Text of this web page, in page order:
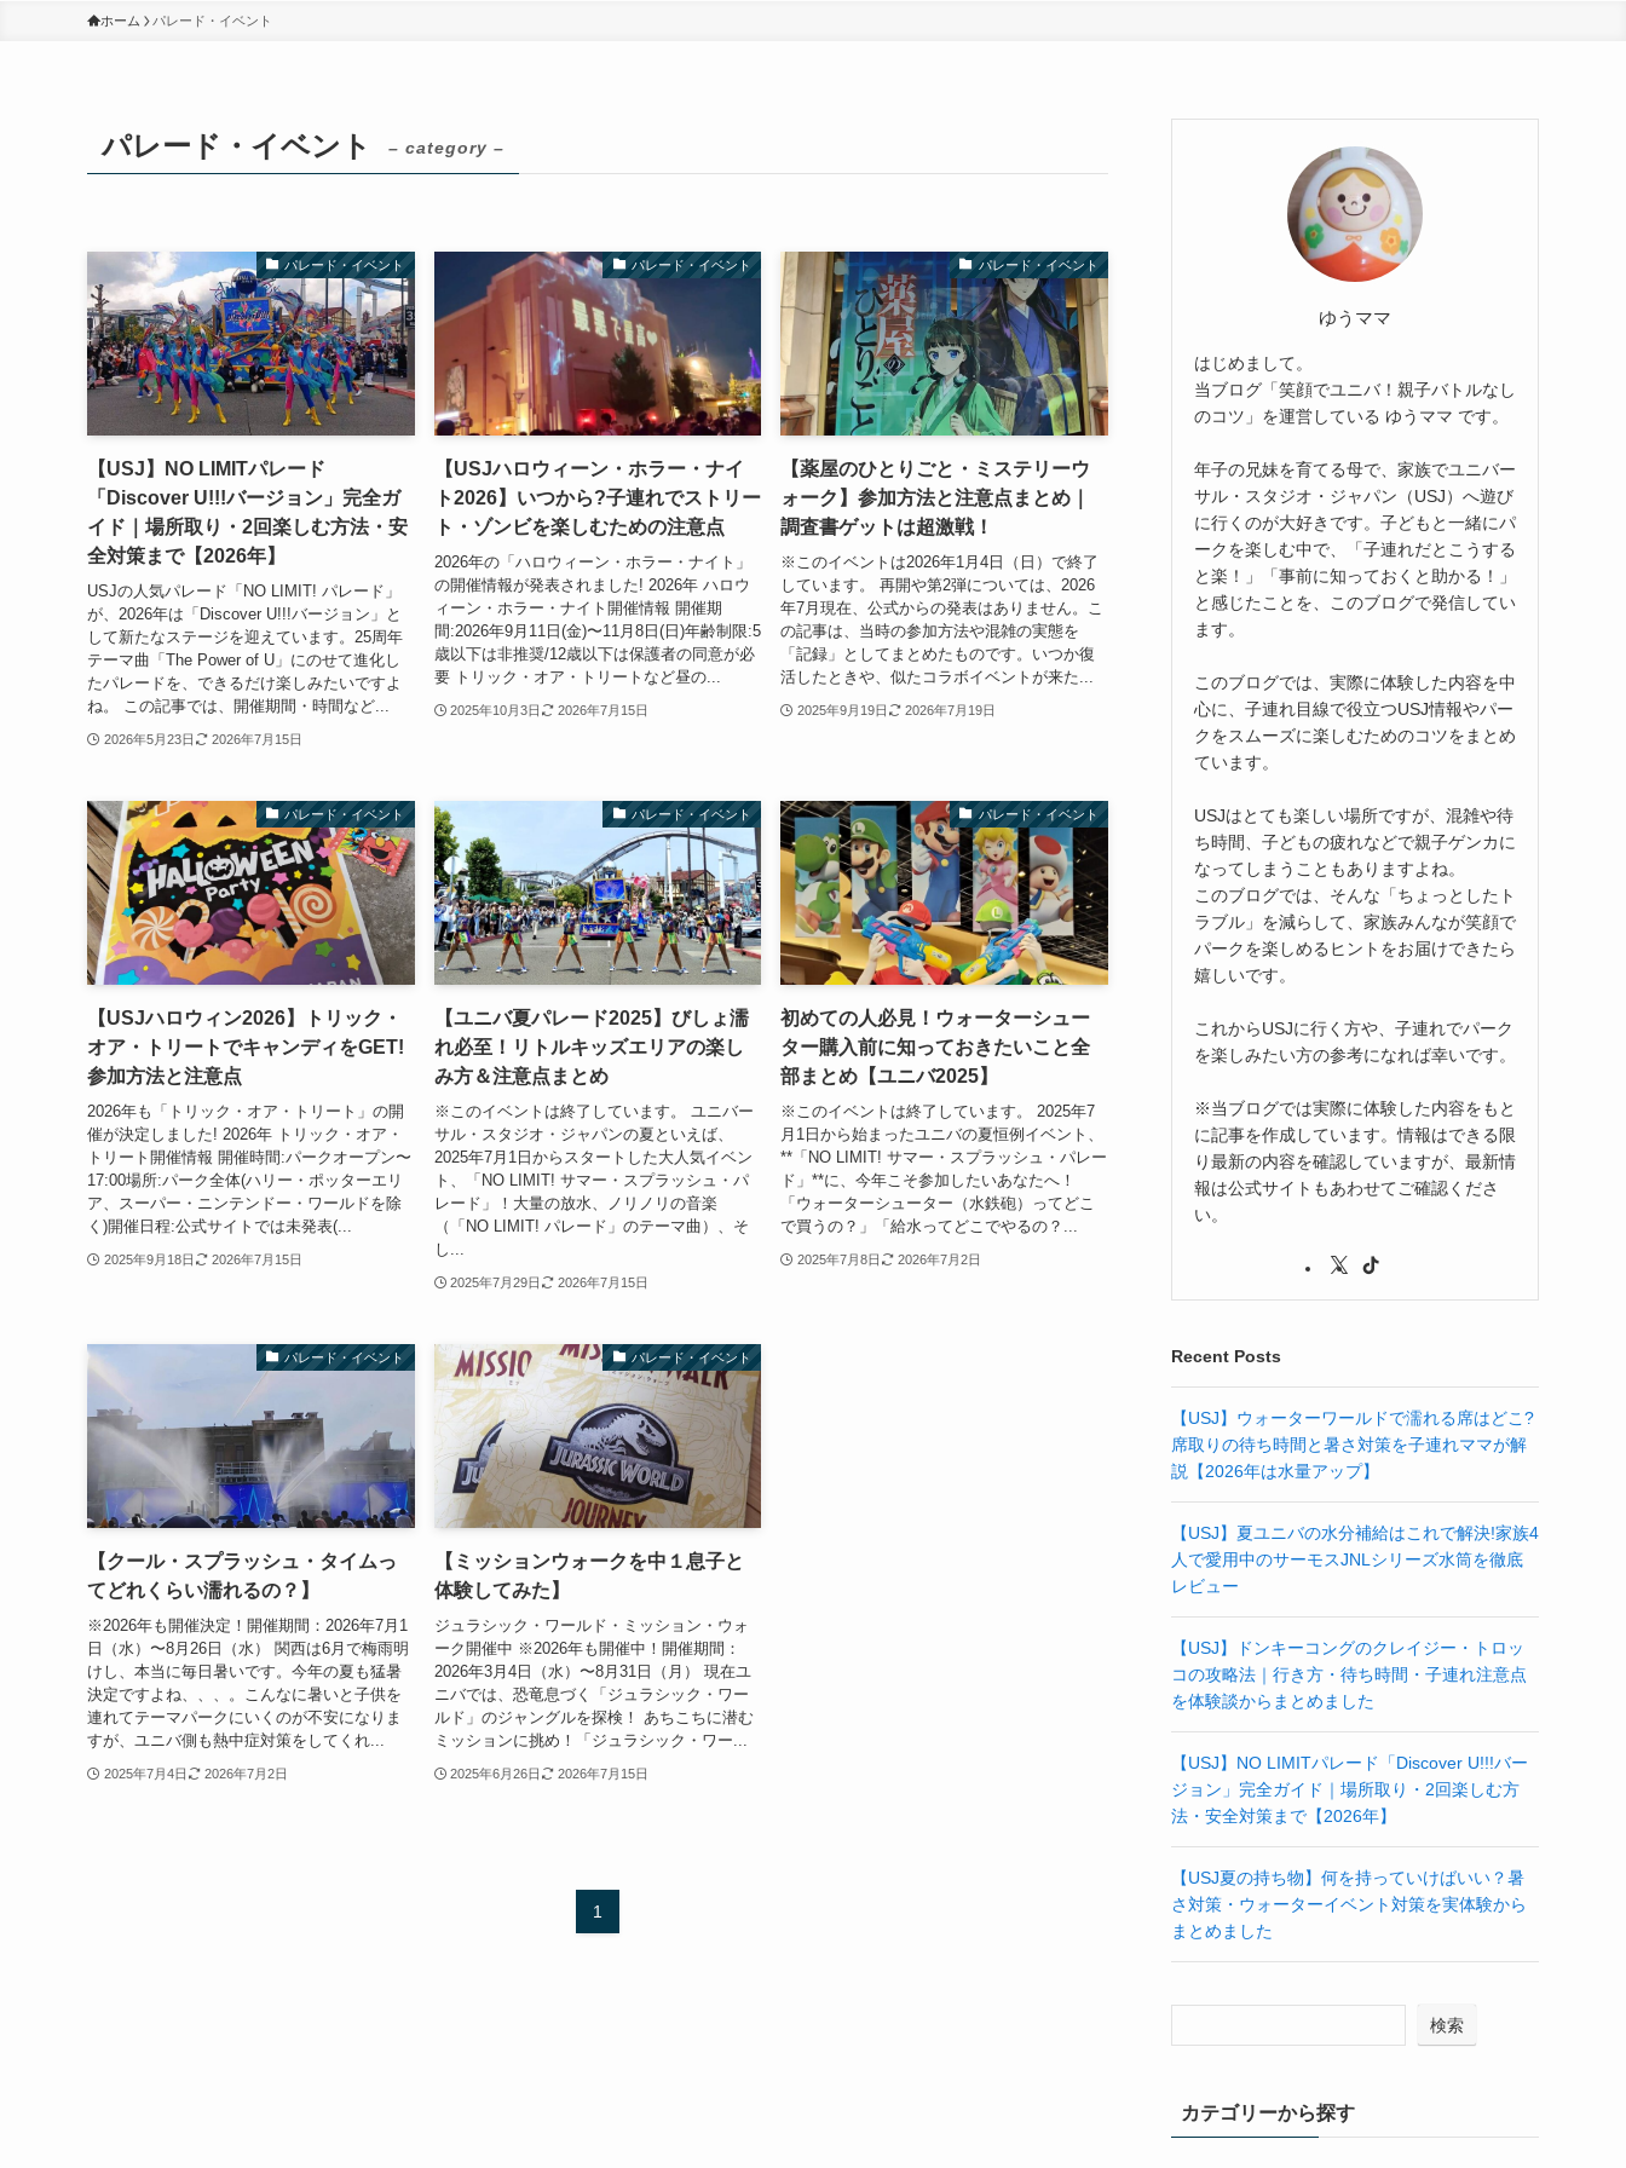
ホーム パレード・イベント
パレード・イベント – category –
パレード・イベント
【USJ】NO LIMITパレード
「Discover U!!!バージョン」完全ガ
イド｜場所取り・2回楽しむ方法・安
全対策まで【2026年】
USJの人気パレード「NO LIMIT! パレード」
が、2026年は「Discover U!!!バージョン」と
して新たなステージを迎えています。25周年
テーマ曲「The Power of U」にのせて進化し
たパレードを、できるだけ楽しみたいですよ
ね。 この記事では、開催期間・時間など...
2026年5月23日 2026年7月15日
パレード・イベント
【USJハロウィーン・ホラー・ナイ
ト2026】いつから?子連れでストリー
ト・ゾンビを楽しむための注意点
2026年の「ハロウィーン・ホラー・ナイト」
の開催情報が発表されました! 2026年 ハロウ
ィーン・ホラー・ナイト開催情報 開催期
間:2026年9月11日(金)〜11月8日(日)年齢制限:5
歳以下は非推奨/12歳以下は保護者の同意が必
要 トリック・オア・トリートなど昼の...
2025年10月3日 2026年7月15日
パレード・イベント
【薬屋のひとりごと・ミステリーウ
ォーク】参加方法と注意点まとめ｜
調査書ゲットは超激戦！
※このイベントは2026年1月4日（日）で終了
しています。 再開や第2弾については、2026
年7月現在、公式からの発表はありません。こ
の記事は、当時の参加方法や混雑の実態を
「記録」としてまとめたものです。いつか復
活したときや、似たコラボイベントが来た...
2025年9月19日 2026年7月19日
パレード・イベント
【USJハロウィン2026】トリック・
オア・トリートでキャンディをGET!
参加方法と注意点
2026年も「トリック・オア・トリート」の開
催が決定しました! 2026年 トリック・オア・
トリート開催情報 開催時間:パークオープン〜
17:00場所:パーク全体(ハリー・ポッターエリ
ア、スーパー・ニンテンドー・ワールドを除
く)開催日程:公式サイトでは未発表(...
2025年9月18日 2026年7月15日
パレード・イベント
【ユニバ夏パレード2025】びしょ濡
れ必至！リトルキッズエリアの楽し
み方＆注意点まとめ
※このイベントは終了しています。 ユニバー
サル・スタジオ・ジャパンの夏といえば、
2025年7月1日からスタートした大人気イベン
ト、「NO LIMIT! サマー・スプラッシュ・パ
レード」！大量の放水、ノリノリの音楽
（「NO LIMIT! パレード」のテーマ曲）、そ
し...
2025年7月29日 2026年7月15日
パレード・イベント
初めての人必見！ウォーターシュー
ター購入前に知っておきたいこと全
部まとめ【ユニバ2025】
※このイベントは終了しています。 2025年7
月1日から始まったユニバの夏恒例イベント、
**「NO LIMIT! サマー・スプラッシュ・パレー
ド」**に、今年こそ参加したいあなたへ！
「ウォーターシューター（水鉄砲）ってどこ
で買うの？」「給水ってどこでやるの？...
2025年7月8日 2026年7月2日
パレード・イベント
【クール・スプラッシュ・タイムっ
てどれくらい濡れるの？】
※2026年も開催決定！開催期間：2026年7月1
日（水）〜8月26日（水） 関西は6月で梅雨明
けし、本当に毎日暑いです。今年の夏も猛暑
決定ですよね、、、。こんなに暑いと子供を
連れてテーマパークにいくのが不安になりま
すが、ユニバ側も熱中症対策をしてくれ...
2025年7月4日 2026年7月2日
パレード・イベント
【ミッションウォークを中１息子と
体験してみた】
ジュラシック・ワールド・ミッション・ウォ
ーク開催中 ※2026年も開催中！開催期間：
2026年3月4日（水）〜8月31日（月） 現在ユ
ニバでは、恐竜息づく「ジュラシック・ワー
ルド」のジャングルを探検！ あちこちに潜む
ミッションに挑め！「ジュラシック・ワー...
2025年6月26日 2026年7月15日
1
ゆうママ
はじめまして。
当ブログ「笑顔でユニバ！親子バトルなし
のコツ」を運営している ゆうママ です。
年子の兄妹を育てる母で、家族でユニバー
サル・スタジオ・ジャパン（USJ）へ遊び
に行くのが大好きです。子どもと一緒にパ
ークを楽しむ中で、「子連れだとこうする
と楽！」「事前に知っておくと助かる！」
と感じたことを、このブログで発信してい
ます。
このブログでは、実際に体験した内容を中
心に、子連れ目線で役立つUSJ情報やパー
クをスムーズに楽しむためのコツをまとめ
ています。
USJはとても楽しい場所ですが、混雑や待
ち時間、子どもの疲れなどで親子ゲンカに
なってしまうこともありますよね。
このブログでは、そんな「ちょっとしたト
ラブル」を減らして、家族みんなが笑顔で
パークを楽しめるヒントをお届けできたら
嬉しいです。
これからUSJに行く方や、子連れでパーク
を楽しみたい方の参考になれば幸いです。
※当ブログでは実際に体験した内容をもと
に記事を作成しています。情報はできる限
り最新の内容を確認していますが、最新情
報は公式サイトもあわせてご確認くださ
い。
Recent Posts
【USJ】ウォーターワールドで濡れる席はどこ?
席取りの待ち時間と暑さ対策を子連れママが解
説【2026年は水量アップ】
【USJ】夏ユニバの水分補給はこれで解決!家族4
人で愛用中のサーモスJNLシリーズ水筒を徹底
レビュー
【USJ】ドンキーコングのクレイジー・トロッ
コの攻略法｜行き方・待ち時間・子連れ注意点
を体験談からまとめました
【USJ】NO LIMITパレード「Discover U!!!バー
ジョン」完全ガイド｜場所取り・2回楽しむ方
法・安全対策まで【2026年】
【USJ夏の持ち物】何を持っていけばいい？暑
さ対策・ウォーターイベント対策を実体験から
まとめました
検索
カテゴリーから探す